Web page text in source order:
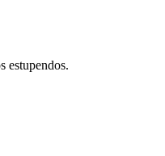
estupendos.